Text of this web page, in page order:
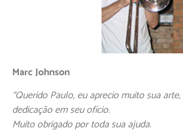
Marc Johnson
“Querido Paulo, eu aprecio muito sua
dedicação em seu ofício.
Muito obrigado por toda sua ajuda.